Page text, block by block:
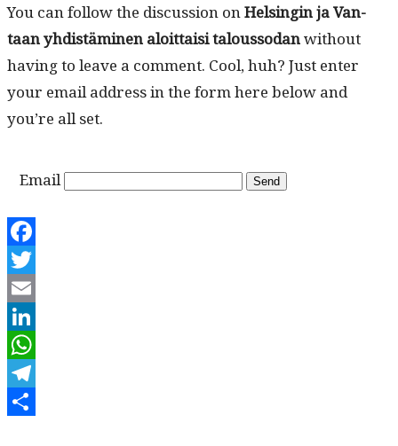
You can fol­low the dis­cus­sion onHelsin­gin ja Van­
taan yhdis­tämi­nen aloit­taisi talous­so­danwith­out
hav­ing to leave a com­ment. Cool, huh? Just enter
your email address in the form here below and
you’re all set.
Email
Facebook
Twitter
Email
LinkedIn
WhatsApp
Telegram